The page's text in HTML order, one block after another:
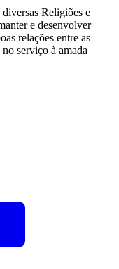
Religiões e
e desenvolver
relações entre as
serviço à amada